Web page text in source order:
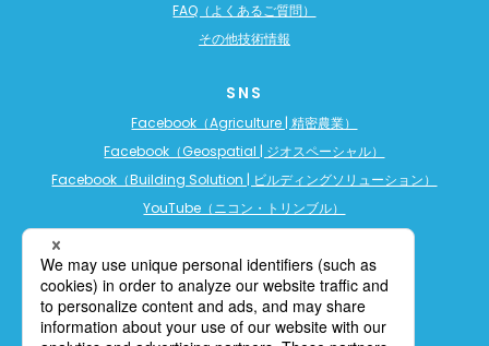
FAQ（よくあるご質問）
その他技術情報
SNS
Facebook（Agriculture | 精密農業）
Facebook（Geospatial | ジオスペーシャル）
Facebook（Building Solution | ビルディングソリューション）
YouTube（ニコン・トリンブル）
YouTube（ビルディングソリューション）
LINE公式アカウント（精密農業）